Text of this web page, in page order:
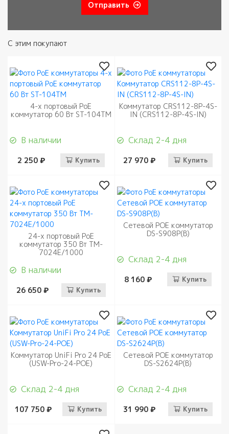
Отправить
С этим покупают
4-х портовый PoE
коммутатор 60 Вт ST-104TM
В наличии
2 250 ₽ Купить
Коммутатор CRS112-8P-4S-
IN (CRS112-8P-4S-IN)
Склад 2-4 дня
27 970 ₽ Купить
24-х портовый PoE
коммутатор 350 Вт TM-
7024E/1000
В наличии
26 650 ₽ Купить
Сетевой РОЕ коммутатор
DS-S908P(B)
Склад 2-4 дня
8 160 ₽ Купить
Коммутатор UniFi Pro 24 PoE
(USW-Pro-24-POE)
Склад 2-4 дня
107 750 ₽ Купить
Сетевой РОЕ коммутатор
DS-S2624P(B)
Склад 2-4 дня
31 990 ₽ Купить